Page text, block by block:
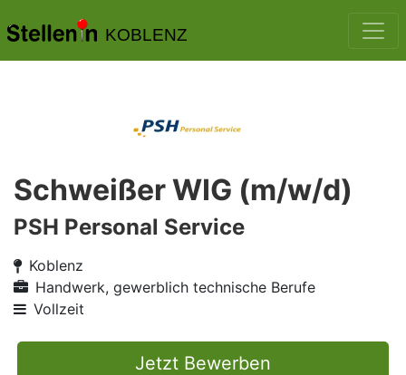
KOBLENZ
Schweißer WIG (m/w/d)
PSH Personal Service
Koblenz
Handwerk, gewerblich technische Berufe
Vollzeit
Jetzt Bewerben